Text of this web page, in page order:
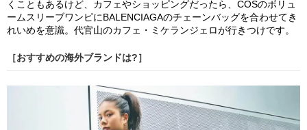
くこともあるけど、カフェやショッピングだったら、COSのボリュ
ームスリーブワンピにBALENCIAGAのチェーンバッグを合わせてき
れいめを意識。代官山のカフェ・ミケランジェロが行きつけです。
［おすすめの海外ブランドは?］